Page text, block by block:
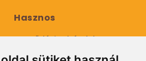
Hasznos
Szerződési Feltételek
tájékoztató